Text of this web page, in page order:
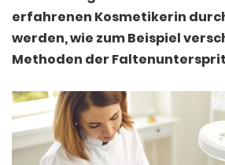
erfahrenen Kosmetikerin
werden, wie zum Beispiel
Methoden der